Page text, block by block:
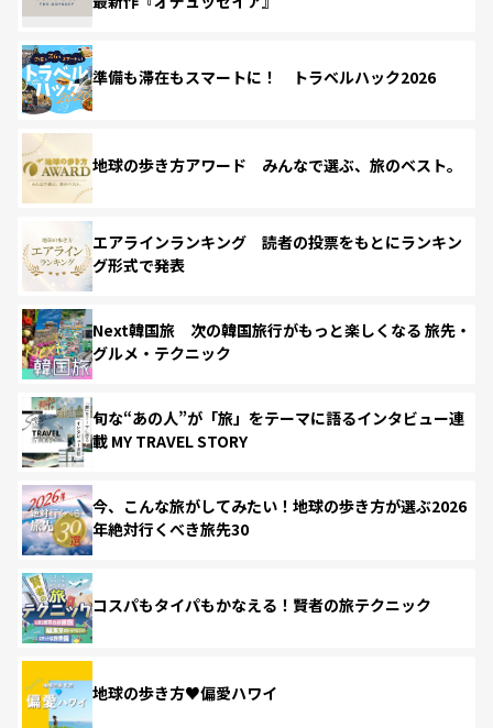
準備も滞在もスマートに！ トラベルハック2026
地球の歩き方アワード みんなで選ぶ、旅のベスト。
エアラインランキング 読者の投票をもとにランキン
グ形式で発表
Next韓国旅 次の韓国旅行がもっと楽しくなる 旅先・
グルメ・テクニック
旬な“あの人”が「旅」をテーマに語るインタビュー連
載 MY TRAVEL STORY
今、こんな旅がしてみたい！地球の歩き方が選ぶ2026
年絶対行くべき旅先30
コスパもタイパもかなえる！賢者の旅テクニック
地球の歩き方♥偏愛ハワイ